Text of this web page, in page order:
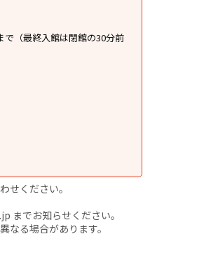
（最終入館は閉館の30分前
せください。
までお知らせください。
る場合があります。